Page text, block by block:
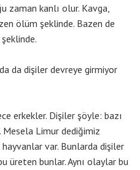
zaman kanlı olur. Kavga,
ölüm şeklinde. Bazen de
da dişiler devreye girmiyor
erkekler. Dişiler şöyle: bazı
Limur dediğimiz
hayvanlar var. Bunlarda dişiler
üreten bunlar. Aynı olaylar bu